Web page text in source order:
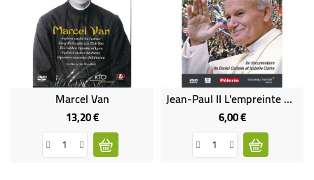
Marcel Van
13,20 €Prix
Jean-Paul II L'empreinte D'un Géant
6,00 €Prix